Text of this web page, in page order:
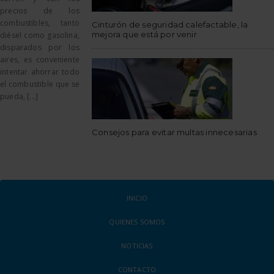
precios de los
combustibles, tanto
diésel como gasolina,
disparados por los
aires, es conveniente
intentar ahorrar todo
el combustible que se
pueda, [...]
Cinturón de seguridad calefactable, la
mejora que está por venir
Consejos para evitar multas innecesarias
INICIO
QUIENES SOMOS
NOTICIAS
CONTACTO